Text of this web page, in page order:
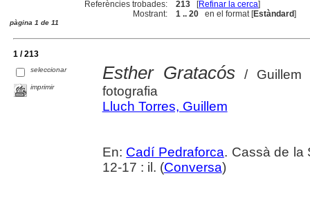
Referències trobades:
213 [Refinar la cerca]
Mostrant:
1 .. 20 en el format [Estàndard]
pàgina 1 de 11
1 / 213
seleccionar
imprimir
Esther Gratacós / Guillem
fotografia
Lluch Torres, Guillem
En: Cadí Pedraforca. Cassà de la
12-17 : il. (Conversa)